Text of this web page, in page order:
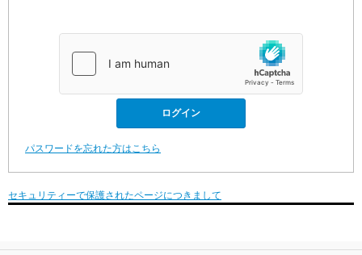
パスワードを忘れた方はこちら
セキュリティーで保護されたページにつきまして